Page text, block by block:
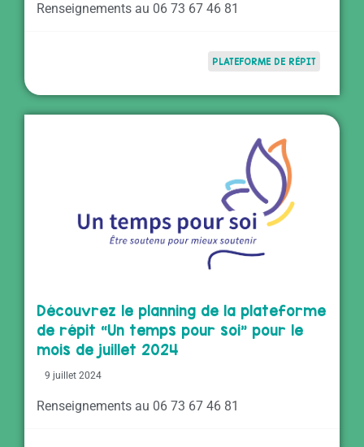
Renseignements au 06 73 67 46 81
PLATEFORME DE RÉPIT
Découvrez le planning de la plateforme
de répit “Un temps pour soi” pour le
mois de juillet 2024
9 juillet 2024
Renseignements au 06 73 67 46 81